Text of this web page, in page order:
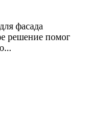
фасада
решение помог